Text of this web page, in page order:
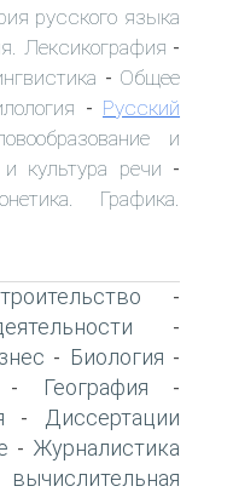
русского языка
Лексикография -
- Общее
- Русский
и
культура речи -
Графика.
-
-
- Биология -
География -
-
Диссертации
- Журналистика